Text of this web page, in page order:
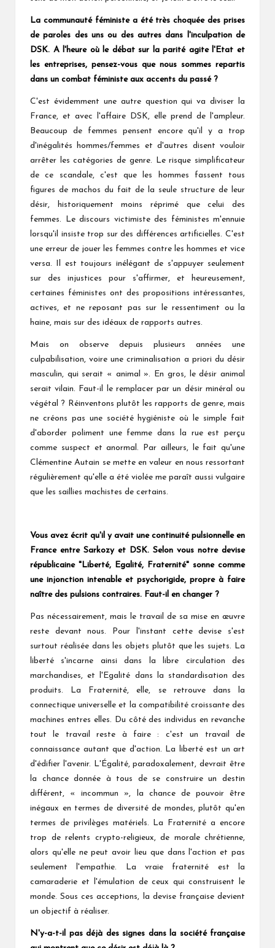
La communauté féministe a été très choquée des prises
de paroles des uns ou des autres dans l'inculpation de
DSK. A l'heure où le débat sur la parité agite l'Etat et
les entreprises, pensez-vous que nous sommes repartis
dans un combat féministe aux accents du passé ?
C'est évidemment une autre question qui va diviser la
France, et avec l'affaire DSK, elle prend de l'ampleur.
Beaucoup de femmes pensent encore qu'il y a trop
d'inégalités hommes/femmes et d'autres disent vouloir
arrêter les catégories de genre. Le risque simplificateur
de ce scandale, c'est que les hommes fassent tous
figures de machos du fait de la seule structure de leur
désir, historiquement moins réprimé que celui des
femmes. Le discours victimiste des féministes m'ennuie
lorsqu'il insiste trop sur des différences artificielles. C'est
une erreur de jouer les femmes contre les hommes et vice
versa. Il est toujours inélégant de s'appuyer seulement
sur des injustices pour s'affirmer, et heureusement,
certaines féministes ont des propositions intéressantes,
actives, et ne reposant pas sur le ressentiment ou la
haine, mais sur des idéaux de rapports autres.
Mais on observe depuis plusieurs années une
culpabilisation, voire une criminalisation a priori du désir
masculin, qui serait « animal ». En gros, le désir animal
serait vilain. Faut-il le remplacer par un désir minéral ou
végétal ? Réinventons plutôt les rapports de genre, mais
ne créons pas une société hygiéniste où le simple fait
d'aborder poliment une femme dans la rue est perçu
comme suspect et anormal. Par ailleurs, le fait qu'une
Clémentine Autain se mette en valeur en nous ressortant
régulièrement qu'elle a été violée me paraît aussi vulgaire
que les saillies machistes de certains.
Vous avez écrit qu'il y avait une continuité pulsionnelle en
France entre Sarkozy et DSK. Selon vous notre devise
républicaine "Liberté, Egalité, Fraternité" sonne comme
une injonction intenable et psychorigide, propre à faire
naître des pulsions contraires. Faut-il en changer ?
Pas nécessairement, mais le travail de sa mise en œuvre
reste devant nous. Pour l'instant cette devise s'est
surtout réalisée dans les objets plutôt que les sujets. La
liberté s'incarne ainsi dans la libre circulation des
marchandises, et l'Egalité dans la standardisation des
produits. La Fraternité, elle, se retrouve dans la
connectique universelle et la compatibilité croissante des
machines entres elles. Du côté des individus en revanche
tout le travail reste à faire : c'est un travail de
connaissance autant que d'action. La liberté est un art
d'édifier l'avenir. L'Égalité, paradoxalement, devrait être
la chance donnée à tous de se construire un destin
différent, « incommun », la chance de pouvoir être
inégaux en termes de diversité de mondes, plutôt qu'en
termes de privilèges matériels. La Fraternité a encore
trop de relents crypto-religieux, de morale chrétienne,
alors qu'elle ne peut avoir lieu que dans l'action et pas
seulement l'empathie. La vraie fraternité est la
camaraderie et l'émulation de ceux qui construisent le
monde. Sous ces acceptions, la devise française devient
un objectif à réaliser.
N'y-a-t-il pas déjà des signes dans la société française